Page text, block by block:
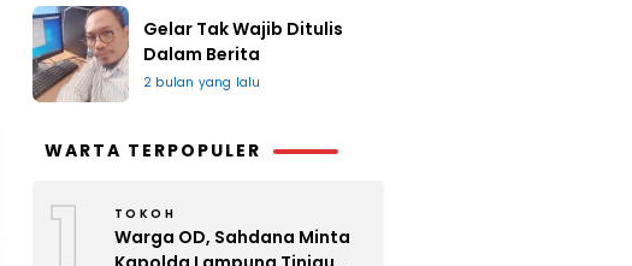
Gelar Tak Wajib Ditulis
Dalam Berita
2 bulan yang lalu
WARTA TERPOPULER
1 TOKOH
Warga OD, Sahdana Minta